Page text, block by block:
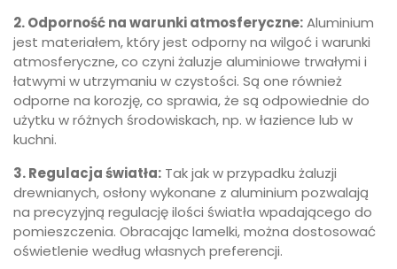
2. Odporność na warunki atmosferyczne:Aluminium
jest materiałem, który jest odporny na wilgoć i warunki
atmosferyczne, co czyni żaluzje aluminiowe trwałymi i
łatwymi w utrzymaniu w czystości. Są one również
odporne na korozję, co sprawia, że są odpowiednie do
użytku w różnych środowiskach, np. w łazience lub w
kuchni.
3. Regulacja światła: Tak jak w przypadku żaluzji
drewnianych, osłony wykonane z aluminium pozwalają
na precyzyjną regulację ilości światła wpadającego do
pomieszczenia. Obracając lamelki, można dostosować
oświetlenie według własnych preferencji.